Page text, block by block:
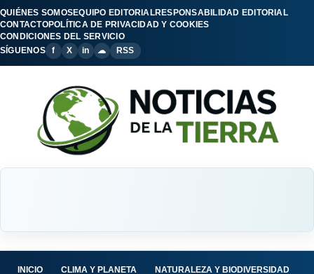
QUIÉNES SOMOSEQUIPO EDITORIALRESPONSABILIDAD EDITORIAL
CONTACTOPOLÍTICA DE PRIVACIDAD Y COOKIES
CONDICIONES DEL SERVICIO
SÍGUENOS
f X in ☁ RSS
INICIO CLIMA Y PLANETA NATURALEZA Y BIODIVERSIDAD